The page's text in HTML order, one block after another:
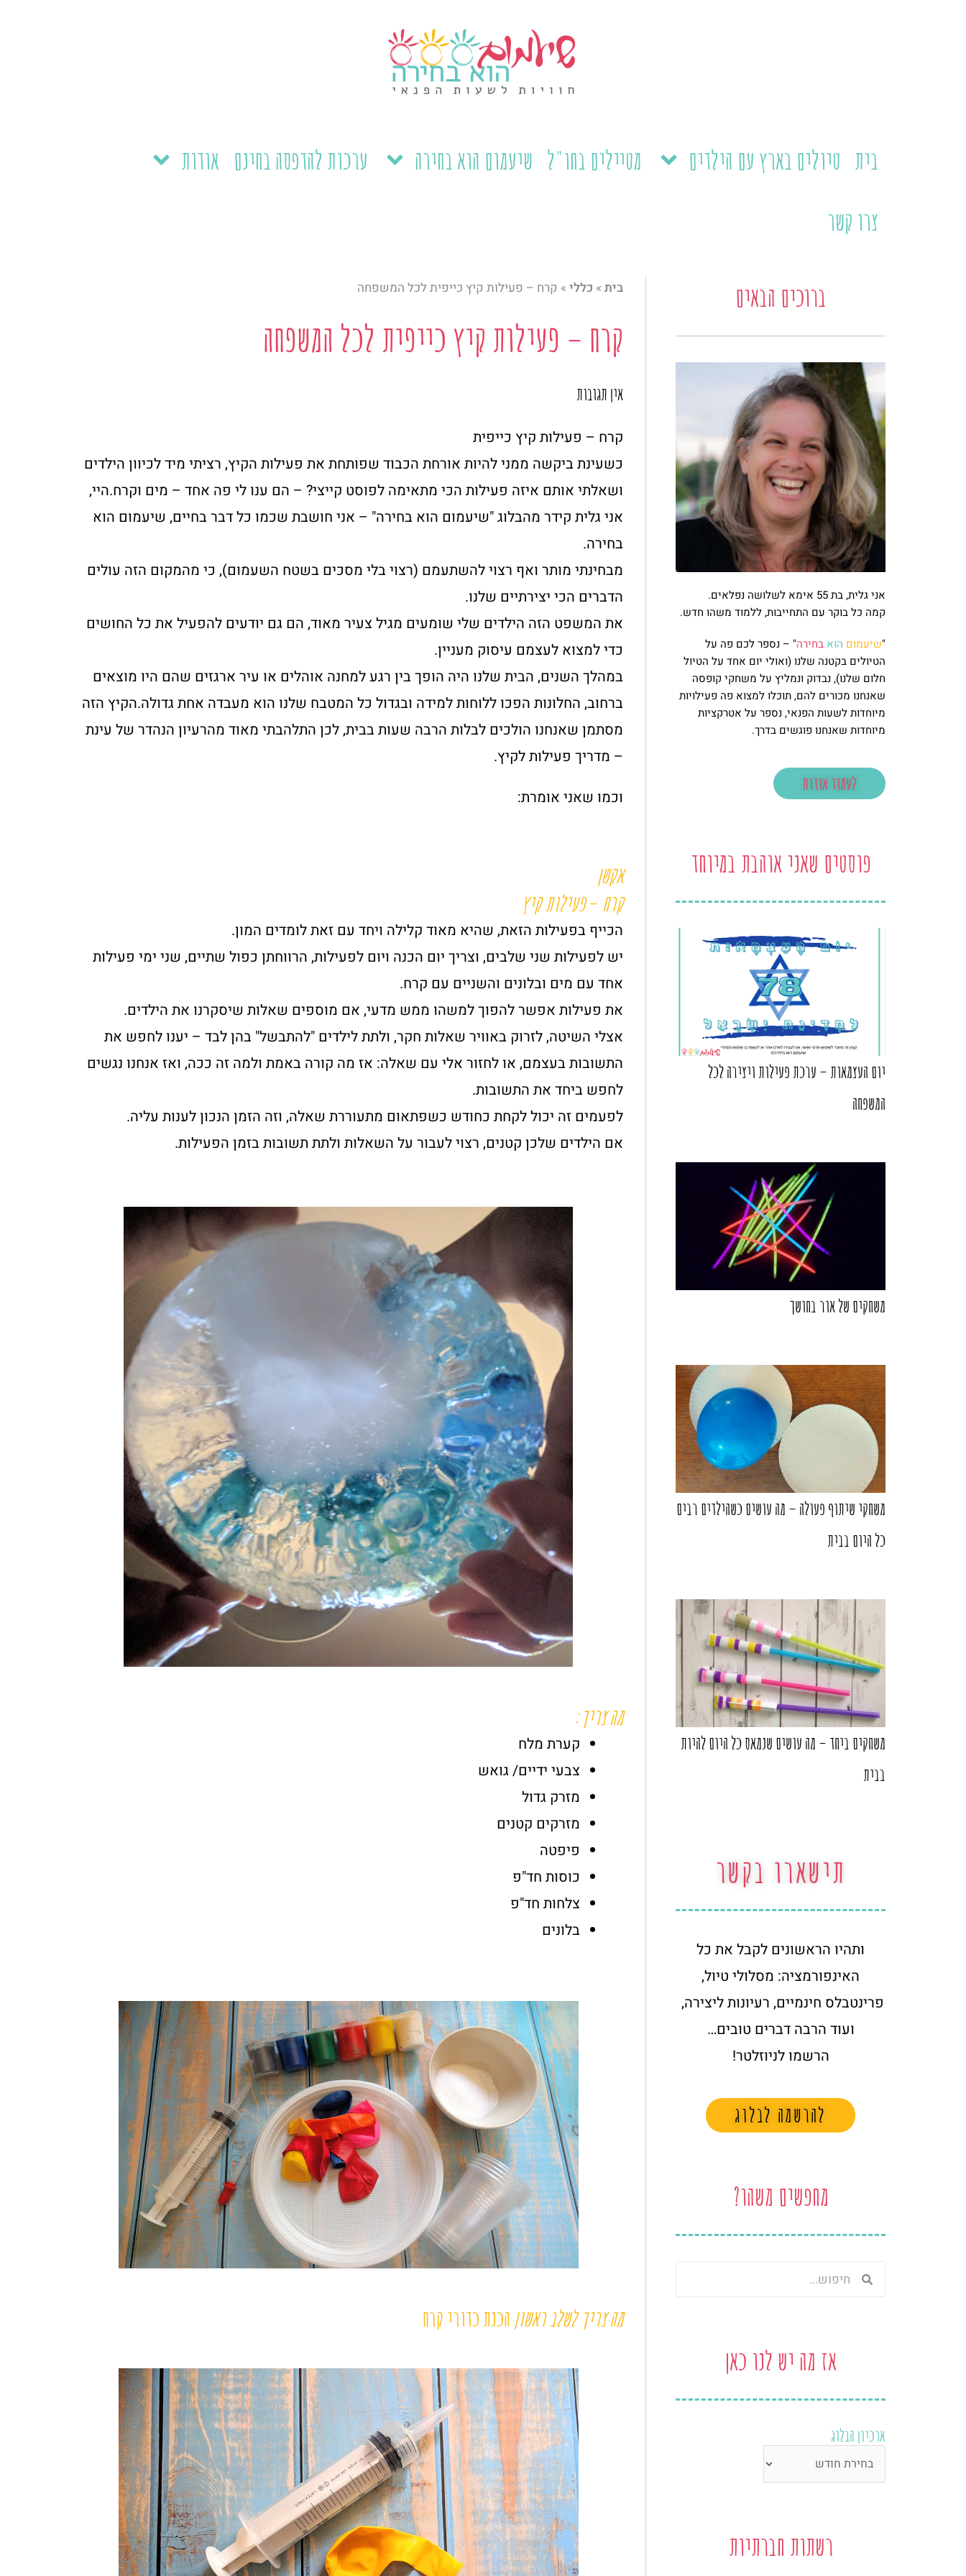
בית טיולים בארץ עם הילדים מטיילים בחו"ל שיעמום הוא בחירה ערכות להדפסה בחינם אודות
צרו קשר
ברוכים הבאים
אני גלית, בת 55 אימא לשלושה נפלאים.
קמה כל בוקר עם התחייבות, ללמוד משהו חדש.
"שיעמום הוא בחירה" – נספר לכם פה על
הטיולים בקטנה שלנו (ואולי יום אחד על הטיול
חלום שלנו), נבדוק ונמליץ על משחקי קופסה
שאנחנו מכורים להם, תוכלו למצוא פה פעילויות
מיוחדות לשעות הפנאי, נספר על אטרקציות
מיוחדות שאנחנו פוגשים בדרך.
לעמוד אודות
פוסטים שאני אוהבת במיוחד
יום העצמאות – ערכת פעילות ויצירה לכל
המשפחה
משחקים של אור בחושך
משחקי שיתוף פעולה – מה עושים כשהילדים רבים
כל היום בבית
משחקים ביחד – מה עושים שנמאס כל היום להיות
בבית
תישארו בקשר
ותהיו הראשונים לקבל את כל
האינפורמציה: מסלולי טיול,
פרינטבלס חינמיים, רעיונות ליצירה,
ועוד הרבה דברים טובים…
הרשמו לניוזלטר!
להרשמה לבלוג
מחפשים משהו?
חיפוש
אז מה יש לנו כאן
ארכיון הבלוג
ארכיון
הבלוג
רשתות חברתיות
בית » כללי » קרח – פעילות קיץ כייפית לכל המשפחה
קרח – פעילות קיץ כייפית לכל המשפחה
אין תגובות
קרח – פעילות קיץ כייפית
כשעינת ביקשה ממני להיות אורחת הכבוד שפותחת את פעילות הקיץ, רציתי מיד לכיוון הילדים
ושאלתי אותם איזה פעילות הכי מתאימה לפוסט קייצי? – הם ענו לי פה אחד – מים וקרח.היי,
אני גלית קידר מהבלוג "שיעמום הוא בחירה" – אני חושבת שכמו כל דבר בחיים, שיעמום הוא
בחירה.
מבחינתי מותר ואף רצוי להשתעמם (רצוי בלי מסכים בשטח השעמום), כי מהמקום הזה עולים
הדברים הכי יצירתיים שלנו.
את המשפט הזה הילדים שלי שומעים מגיל צעיר מאוד, הם גם יודעים להפעיל את כל החושים
כדי למצוא לעצמם עיסוק מעניין.
במהלך השנים, הבית שלנו היה הופך בין רגע למחנה אוהלים או עיר ארגזים שהם היו מוצאים
ברחוב, החלונות הפכו ללוחות למידה ובגדול כל המטבח שלנו הוא מעבדה אחת גדולה.הקיץ הזה
מסתמן שאנחנו הולכים לבלות הרבה שעות בבית, לכן התלהבתי מאוד מהרעיון הנהדר של עינת
– מדריך פעילות לקיץ.
וכמו שאני אומרת:
אקשן
קרח –פעילות קיץ
הכייף בפעילות הזאת, שהיא מאוד קלילה ויחד עם זאת לומדים המון.
יש לפעילות שני שלבים, וצריך יום הכנה ויום לפעילות, הרווחתן כפול שתיים, שני ימי פעילות
אחד עם מים ובלונים והשניים עם קרח.
את פעילות אפשר להפוך למשהו ממש מדעי, אם מוספים שאלות שיסקרנו את הילדים.
אצלי השיטה, לזרוק באוויר שאלות חקר, ולתת לילדים "להתבשל" בהן לבד – יענו לחפש את
התשובות בעצמם, או לחזור אלי עם שאלה: אז מה קורה באמת ולמה זה ככה, ואז אנחנו נגשים
לחפש ביחד את התשובות.
לפעמים זה יכול לקחת כחודש כשפתאום מתעוררת שאלה, וזה הזמן הנכון לענות עליה.
אם הילדים שלכן קטנים, רצוי לעבור על השאלות ולתת תשובות בזמן הפעילות.
מה צריך:
קערת מלח
צבעי ידיים/ גואש
מזרק גדול
מזרקים קטנים
פיפטה
כוסות חד"פ
צלחות חד"פ
בלונים
מה צריך לשלב ראשון הכנת כדורי קרח